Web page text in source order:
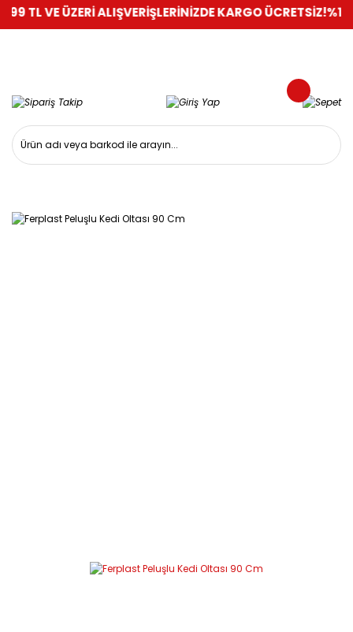
TL VE ÜZERİ ALIŞVERİŞLERİNİZDE KARGO ÜCRETSİZ!%100